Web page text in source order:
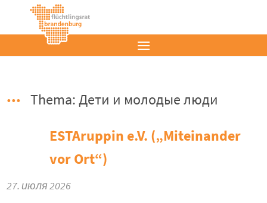
Thema: Дети и молодые люди
ESTAruppin e.V. („Miteinander
vor Ort“)
27. июля 2026